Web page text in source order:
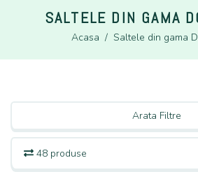
SALTELE DIN GAMA
Acasa / Saltele din gama
Arata Filtre
48 produse